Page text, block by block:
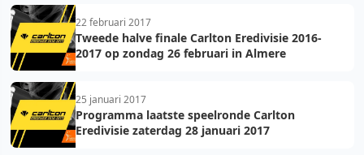
22 februari 2017
Tweede halve finale Carlton Eredivisie 2016-
2017 op zondag 26 februari in Almere
25 januari 2017
Programma laatste speelronde Carlton
Eredivisie zaterdag 28 januari 2017